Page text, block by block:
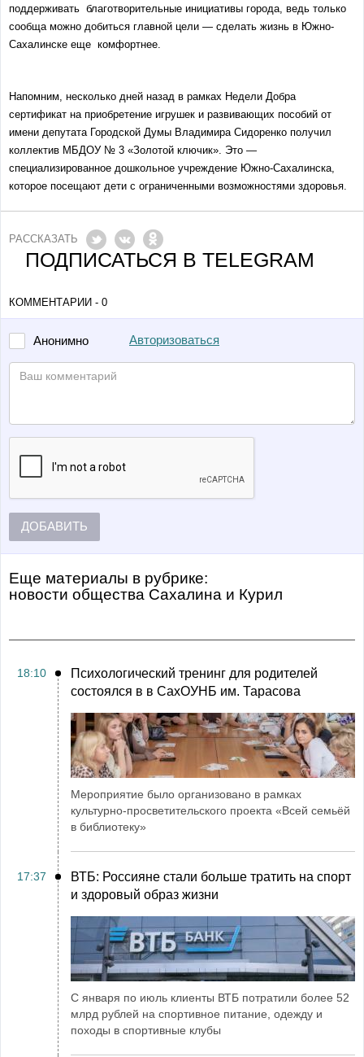
поддерживать благотворительные инициативы города, ведь только
сообща можно добиться главной цели — сделать жизнь в Южно-
Сахалинске еще комфортнее.
Напомним, несколько дней назад в рамках Недели Добра
сертификат на приобретение игрушек и развивающих пособий от
имени депутата Городской Думы Владимира Сидоренко получил
коллектив МБДОУ № 3 «Золотой ключик». Это —
специализированное дошкольное учреждение Южно-Сахалинска,
которое посещают дети с ограниченными возможностями здоровья.
РАССКАЗАТЬ
ПОДПИСАТЬСЯ В TELEGRAM
КОММЕНТАРИИ - 0
Анонимно Авторизоваться
ДОБАВИТЬ
Еще материалы в рубрике:
Новости общества Сахалина и Курил
18:10
Психологический тренинг для родителей
состоялся в в СахОУНБ им. Тарасова
Мероприятие было организовано в рамках
культурно-просветительского проекта «Всей семьёй
в библиотеку»
17:37
ВТБ: Россияне стали больше тратить на спорт
и здоровый образ жизни
С января по июль клиенты ВТБ потратили более 52
млрд рублей на спортивное питание, одежду и
походы в спортивные клубы